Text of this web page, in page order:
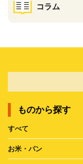
コラム
ものから探す
すべて
お米・パン